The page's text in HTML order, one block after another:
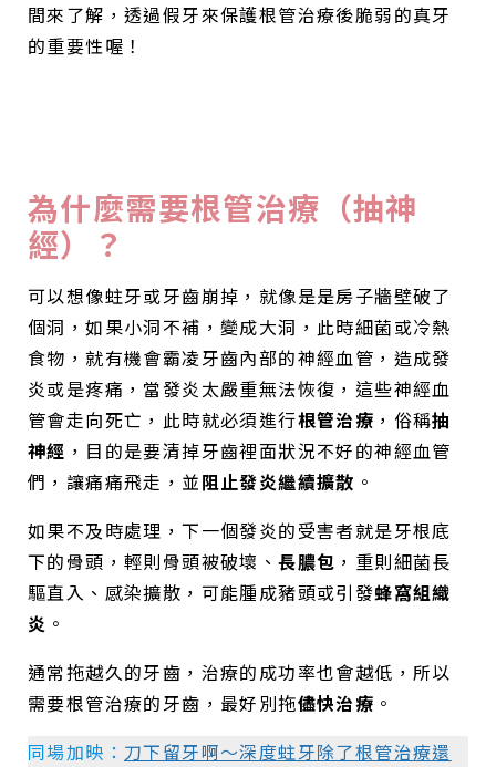
間來了解，透過假牙來保護根管治療後脆弱的真牙
的重要性喔！
為什麼需要根管治療（抽神
經）？
可以想像蛀牙或牙齒崩掉，就像是是房子牆壁破了
個洞，如果小洞不補，變成大洞，此時細菌或冷熱
食物，就有機會霸凌牙齒內部的神經血管，造成發
炎或是疼痛，當發炎太嚴重無法恢復，這些神經血
管會走向死亡，此時就必須進行根管治療 ，俗稱抽
神經 ，目的是要清掉牙齒裡面狀況不好的神經血管
們，讓痛痛飛走，並阻止發炎繼續擴散 。
如果不及時處理，下一個發炎的受害者就是牙根底
下的骨頭，輕則骨頭被破壞、長膿包 ，重則細菌長
驅直入、感染擴散，可能腫成豬頭或引發蜂窩組織
炎 。
通常拖越久的牙齒，治療的成功率也會越低，所以
需要根管治療的牙齒，最好別拖儘快治療 。
同場加映： 刀下留牙啊～深度蛀牙除了根管治療還